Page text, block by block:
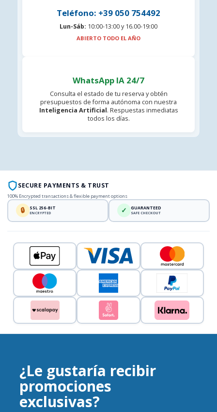
Teléfono: +39 050 754492
Lun-Sáb: 10:00-13:00 y 16.00-19:00
ABIERTO TODO EL AÑO
WhatsApp IA 24/7
Consulta el estado de tu reserva y obtén
presupuestos de forma autónoma con nuestra
Inteligencia Artificial. Respuestas inmediatas
todos los días.
SECURE PAYMENTS & TRUST
100% Encrypted transactions & flexible payment options
🔒 SSL 256-BIT
ENCRYPTED ✓ GUARANTEED
SAFE CHECKOUT
¿Le gustaría recibir
promociones
exclusivas?